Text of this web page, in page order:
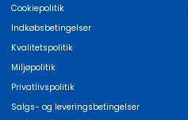
Cookiepolitik
Indkøbsbetingelser
Kvalitetspolitik
Miljøpolitik
Privatlivspolitik
Salgs- og leveringsbetingelser